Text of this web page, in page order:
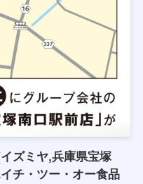
ズミヤ,兵庫県宝塚
チ・ツー・オー食品